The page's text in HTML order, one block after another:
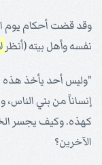
وقد قضت أحكام يوم
نفسه وأهل بيته (أنظر
"وليس أحد يأخذ هذه
إنساناً من بني
كهذه. وكيف يجسر
الآخرين؟